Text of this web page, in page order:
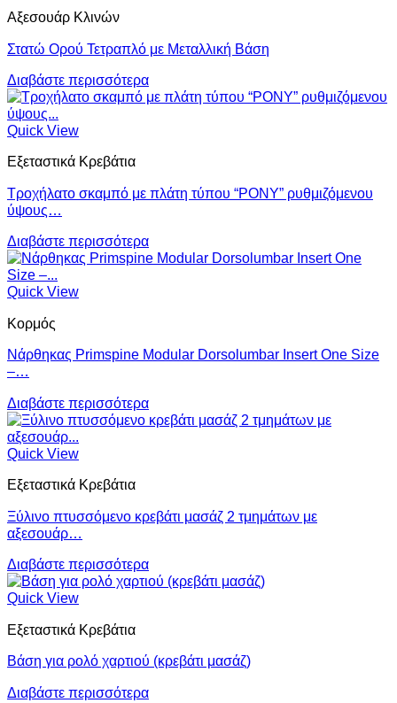
Αξεσουάρ Κλινών
Στατώ Ορού Τετραπλό με Μεταλλική Βάση
Διαβάστε περισσότερα
Quick View
Εξεταστικά Κρεβάτια
Τροχήλατο σκαμπό με πλάτη τύπου “PONY” ρυθμιζόμενου
ύψους…
Διαβάστε περισσότερα
Quick View
Κορμός
Νάρθηκας Primspine Modular Dorsolumbar Insert One Size
–…
Διαβάστε περισσότερα
Quick View
Εξεταστικά Κρεβάτια
Ξύλινο πτυσσόμενο κρεβάτι μασάζ 2 τμημάτων με
αξεσουάρ…
Διαβάστε περισσότερα
Quick View
Εξεταστικά Κρεβάτια
Βάση για ρολό χαρτιού (κρεβάτι μασάζ)
Διαβάστε περισσότερα